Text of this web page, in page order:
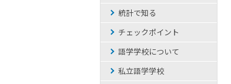
統計で知る
チェックポイント
語学学校について
私立語学学校